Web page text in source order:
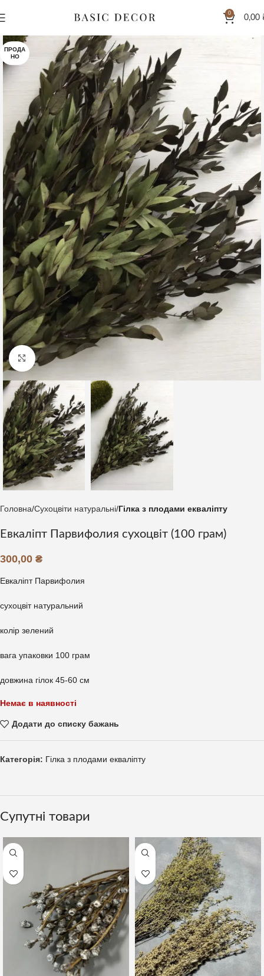
0
0,00
ПРОДА
НО
Клацніть, щоб збільшити
Головна Сухоцвіти натуральні Гілка з плодами екваліпту
Евкаліпт Парвифолия сухоцвіт (100 грам)
300,00 ₴
Евкаліпт Парвифолия
сухоцвіт натуральний
колір зелений
вага упаковки 100 грам
довжина гілок 45-60 см
Немає в наявності
Додати до списку бажань
Категорія: Гілка з плодами екваліпту
Супутні товари